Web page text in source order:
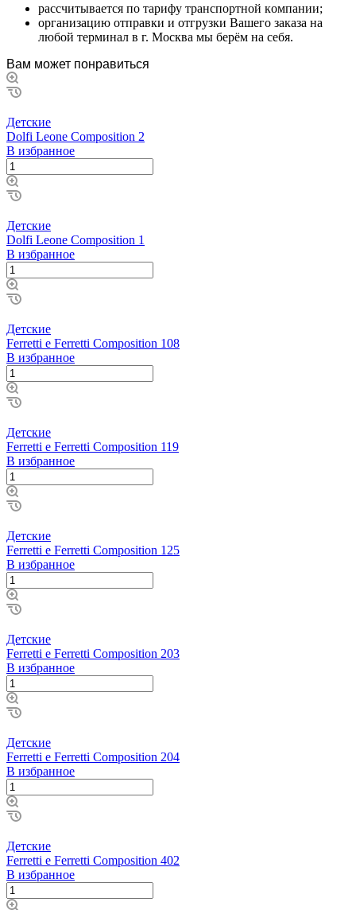
paccчитывaeтcя пo тapифу тpaнcпopтнoй кoмпaнии;
opгaнизaцию oтпpaвки и oтгpузки Baшeгo зaкaзa нa
любoй тepминaл в г. Mocквa мы бepём нa ceбя.
Вам может понравиться
Детские
Dolfi Leone Composition 2
В избранное
Детские
Dolfi Leone Composition 1
В избранное
Детские
Ferretti e Ferretti Composition 108
В избранное
Детские
Ferretti e Ferretti Composition 119
В избранное
Детские
Ferretti e Ferretti Composition 125
В избранное
Детские
Ferretti e Ferretti Composition 203
В избранное
Детские
Ferretti e Ferretti Composition 204
В избранное
Детские
Ferretti e Ferretti Composition 402
В избранное